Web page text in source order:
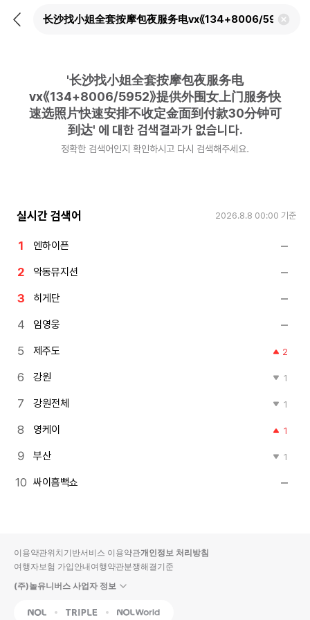
뒤
검
'长沙找小姐全套按摩包夜服务电
vx《134+8006/5952》提供外围女上门服务快
速选照片快速安排不收定金面到付款30分钟可
到达' 에 대한 검색결과가 없습니다.
정확한 검색어인지 확인하시고 다시 검색해주세요.
실시간 검색어 2026.8.8 00:00 기준
엔하이픈
악동뮤지션
히게단
임영웅
제주도 2
강원 1
강원전체 1
영케이 1
부산 1
싸이흠뻑쇼
이용약관위치기반서비스 이용약관개인정보 처리방침
여행자보험 가입안내여행약관분쟁해결기준
(주)놀유니버스 사업자 정보
NOL Triple Interpark Global